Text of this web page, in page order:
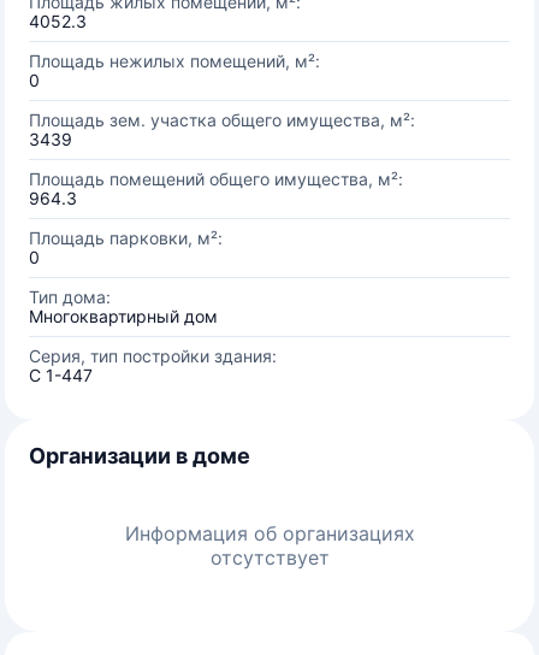
4052.3
Площадь нежилых помещений, м²:
0
Площадь зем. участка общего имущества, м²:
3439
Площадь помещений общего имущества, м²:
964.3
Площадь парковки, м²:
0
Тип дома:
Многоквартирный дом
Серия, тип постройки здания:
С 1-447
Организации в доме
Информация об организациях
отсутствует